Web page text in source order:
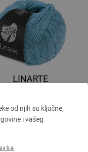
od njih su ključne,
i vašeg
LINARTE
% Poliamid
otprilike 125 m / 50
Većina igle: 4 - 4,5